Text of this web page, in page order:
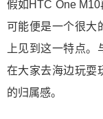
假如HTC One
可能便是一个很大
上见到这一特点
在大家去海边玩耍
的归属感。